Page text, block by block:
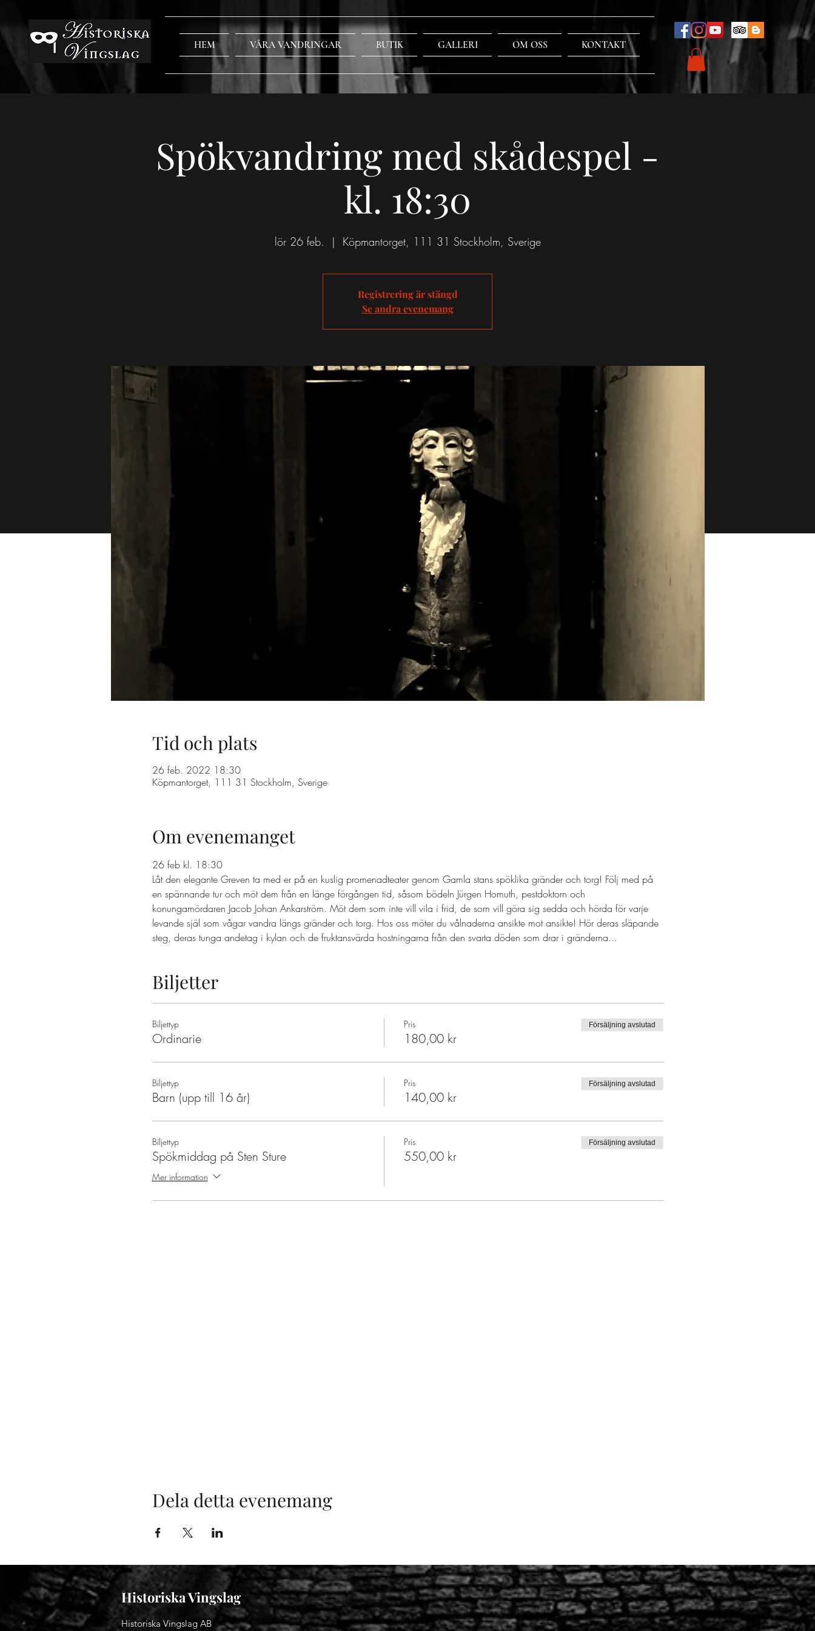
HEM VÅRA VANDRINGAR BUTIK GALLERI OM OSS KONTAKT
Spökvandring med skådespel -
kl. 18:30
lör 26 feb.
  |
Köpmantorget, 111 31 Stockholm, Sverige
Registrering är stängd
Se andra evenemang
Tid och plats
26 feb. 2022 18:30
Köpmantorget, 111 31 Stockholm, Sverige
Om evenemanget
26 feb kl. 18:30
Låt den elegante Greven ta med er på en kuslig promenadteater genom Gamla stans spöklika gränder och torg! Följ med på
en spännande tur och möt dem från en länge förgången tid, såsom bödeln Jürgen Homuth, pestdoktorn och
konungamördaren Jacob Johan Ankarström. Möt dem som inte vill vila i frid, de som vill göra sig sedda och hörda för varje
levande själ som vågar vandra längs gränder och torg. Hos oss möter du vålnaderna ansikte mot ansikte! Hör deras släpande
steg, deras tunga andetag i kylan och de fruktansvärda hostningarna från den svarta döden som drar i gränderna...
Biljetter
Biljettyp
Ordinarie
Pris
180,00 kr
Försäljning avslutad
Biljettyp
Barn (upp till 16 år)
Pris
140,00 kr
Försäljning avslutad
Biljettyp
Spökmiddag på Sten Sture
Mer information
Pris
550,00 kr
Försäljning avslutad
Dela detta evenemang
Historiska Vingslag
Historiska Vingslag AB